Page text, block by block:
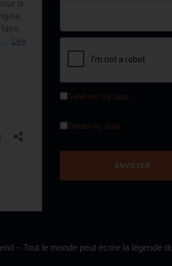
Send me my data
Delete my data
– Tout le monde peut écrire la légende